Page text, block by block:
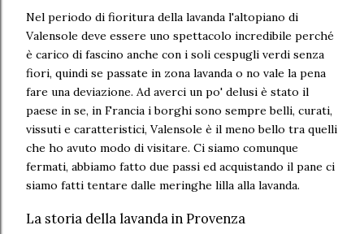
Nel periodo di fioritura della lavanda l'altopiano di
Valensole deve essere uno spettacolo incredibile perché
è carico di fascino anche con i soli cespugli verdi senza
fiori, quindi se passate in zona lavanda o no vale la pena
fare una deviazione. Ad averci un po' delusi è stato il
paese in se, in Francia i borghi sono sempre belli, curati,
vissuti e caratteristici, Valensole è il meno bello tra quelli
che ho avuto modo di visitare. Ci siamo comunque
fermati, abbiamo fatto due passi ed acquistando il pane ci
siamo fatti tentare dalle meringhe lilla alla lavanda.
La storia della lavanda in Provenza